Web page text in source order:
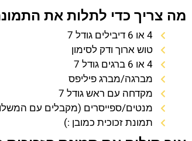
מה צריך כדי לתלות את
4 או 6 דיבילים גודל 7
טוש ארוך ודק לסימון
4 או 6 ברגים גודל 7
מברגה/מברג פיליפס
מקדחה עם ראש גודל 7
מנטים/ספייסרים (מקבלים עם
תמונת זכוכית כמובן :)